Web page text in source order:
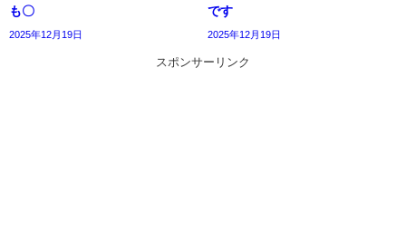
も〇
2025年12月19日
です
2025年12月19日
スポンサーリンク